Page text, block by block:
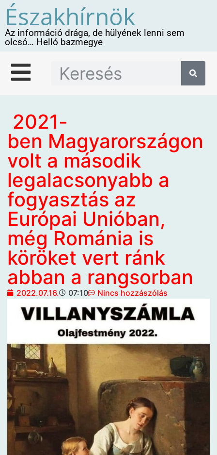
Északhírnök
Az információ drága, de hülyének lenni sem
olcsó… Helló bazmegye
2021-
ben Magyarországon
volt a második
legalacsonyabb a
fogyasztás az
Európai Unióban,
még Románia is
köröket vert ránk
abban a rangsorban
2022.07.16. 07:10 Nincs hozzászólás